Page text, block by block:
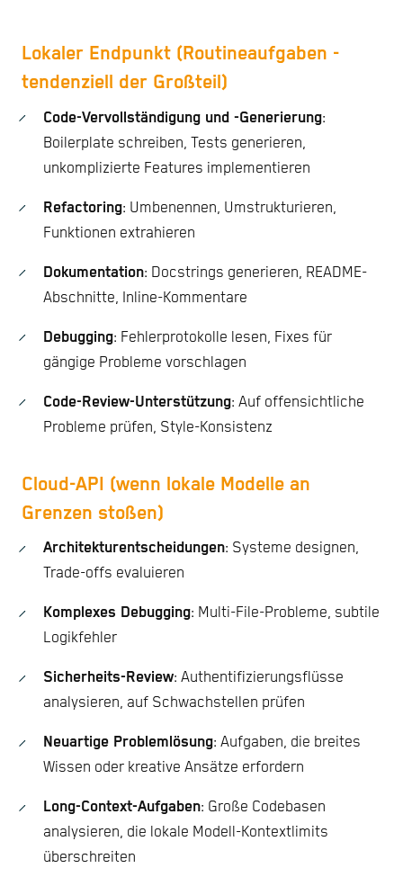
Lokaler Endpunkt (Routineaufgaben -
tendenziell der Großteil)
Code-Vervollständigung und -Generierung:
Boilerplate schreiben, Tests generieren,
unkomplizierte Features implementieren
Refactoring: Umbenennen, Umstrukturieren,
Funktionen extrahieren
Dokumentation: Docstrings generieren, README-
Abschnitte, Inline-Kommentare
Debugging: Fehlerprotokolle lesen, Fixes für
gängige Probleme vorschlagen
Code-Review-Unterstützung: Auf offensichtliche
Probleme prüfen, Style-Konsistenz
Cloud-API (wenn lokale Modelle an
Grenzen stoßen)
Architekturentscheidungen: Systeme designen,
Trade-offs evaluieren
Komplexes Debugging: Multi-File-Probleme, subtile
Logikfehler
Sicherheits-Review: Authentifizierungsflüsse
analysieren, auf Schwachstellen prüfen
Neuartige Problemlösung: Aufgaben, die breites
Wissen oder kreative Ansätze erfordern
Long-Context-Aufgaben: Große Codebasen
analysieren, die lokale Modell-Kontextlimits
überschreiten